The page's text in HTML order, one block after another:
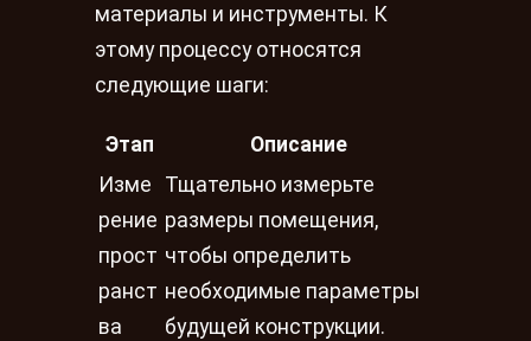
материалы и инструменты. К
этому процессу относятся
следующие шаги:
Этап
Описание
Изме
рение
прост
ранст
ва
Тщательно измерьте
размеры помещения,
чтобы определить
необходимые параметры
будущей конструкции.